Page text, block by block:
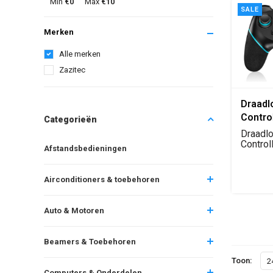
Merken
Alle merken
Zazitec
Categorieën
Afstandsbedieningen
Airconditioners & toebehoren
Auto & Motoren
Beamers & Toebehoren
SALE
voor
Toon: